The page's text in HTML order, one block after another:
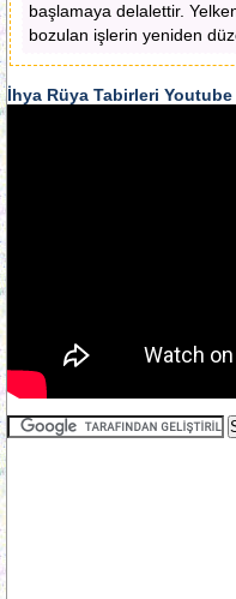
başlamaya delalettir.
bozulan işlerin yeniden
İhya Rüya Tabirleri Youtube